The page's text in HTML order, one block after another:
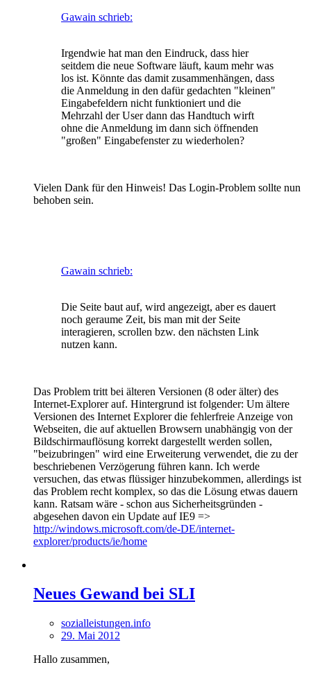
Gawain schrieb:
Irgendwie hat man den Eindruck, dass hier
seitdem die neue Software läuft, kaum mehr was
los ist. Könnte das damit zusammenhängen, dass
die Anmeldung in den dafür gedachten "kleinen"
Eingabefeldern nicht funktioniert und die
Mehrzahl der User dann das Handtuch wirft
ohne die Anmeldung im dann sich öffnenden
"großen" Eingabefenster zu wiederholen?
Vielen Dank für den Hinweis! Das Login-Problem sollte nun
behoben sein.
Gawain schrieb:
Die Seite baut auf, wird angezeigt, aber es dauert
noch geraume Zeit, bis man mit der Seite
interagieren, scrollen bzw. den nächsten Link
nutzen kann.
Das Problem tritt bei älteren Versionen (8 oder älter) des
Internet-Explorer auf. Hintergrund ist folgender: Um ältere
Versionen des Internet Explorer die fehlerfreie Anzeige von
Webseiten, die auf aktuellen Browsern unabhängig von der
Bildschirmauflösung korrekt dargestellt werden sollen,
"beizubringen" wird eine Erweiterung verwendet, die zu der
beschriebenen Verzögerung führen kann. Ich werde
versuchen, das etwas flüssiger hinzubekommen, allerdings ist
das Problem recht komplex, so das die Lösung etwas dauern
kann. Ratsam wäre - schon aus Sicherheitsgründen -
abgesehen davon ein Update auf IE9 =>
http://windows.microsoft.com/de-DE/internet-
explorer/products/ie/home
Neues Gewand bei SLI
sozialleistungen.info
29. Mai 2012
Hallo zusammen,